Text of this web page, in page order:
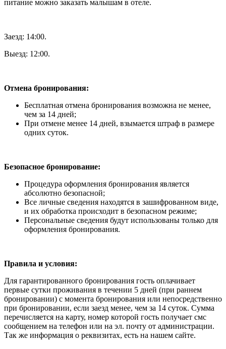
питание можно заказать малышам в отеле.
Заезд: 14:00.
Выезд: 12:00.
Отмена бронирования:
Бесплатная отмена бронирования возможна не менее,
чем за 14 дней;
При отмене менее 14 дней, взымается штраф в размере
одних суток.
Безопасное бронирование:
Процедура оформления бронирования является
абсолютно безопасной;
Все личные сведения находятся в зашифрованном виде,
и их обработка происходит в безопасном режиме;
Персональные сведения будут использованы только для
оформления бронирования.
Правила и условия:
Для гарантированного бронирования гость оплачивает
первые сутки проживания в течении 5 дней (при раннем
бронировании) с момента бронирования или непосредственно
при бронировании, если заезд менее, чем за 14 суток. Сумма
перечисляется на карту, номер которой гость получает смс
сообщением на телефон или на эл. почту от администрации.
Так же информация о реквизитах, есть на нашем сайте.